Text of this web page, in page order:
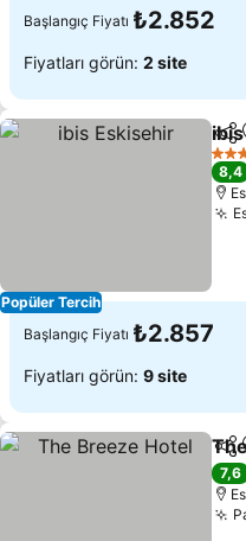
Başlangıç Fiyatı ₺2.852
Fiyatları görün: 2 site
Popüler Tercih
3
8,4
Başlangıç Fiyatı ₺2.857
Fiyatları görün: 9 site
7,6